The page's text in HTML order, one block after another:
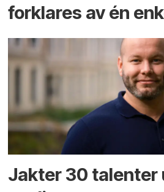
forklares av én
Jakter 30 talenter